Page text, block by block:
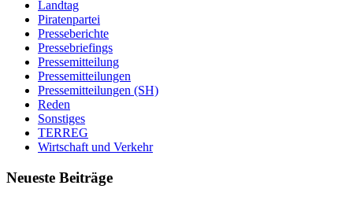
Landtag
Piratenpartei
Presseberichte
Pressebriefings
Pressemitteilung
Pressemitteilungen
Pressemitteilungen (SH)
Reden
Sonstiges
TERREG
Wirtschaft und Verkehr
Neueste Beiträge